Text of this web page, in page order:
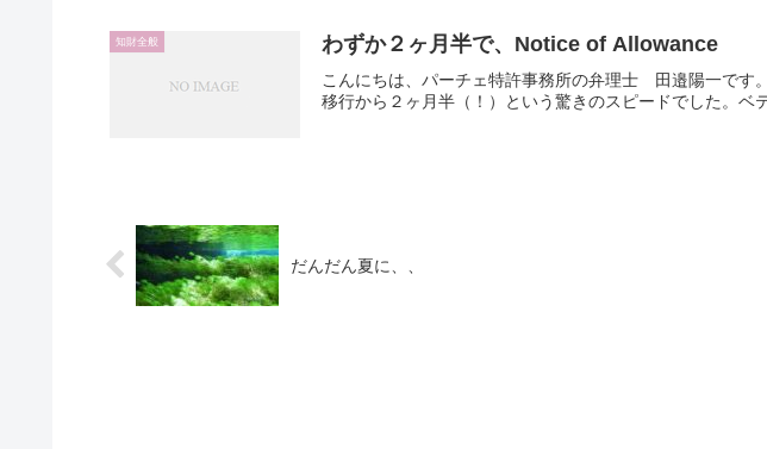
知財全般 わずか２ヶ月半で、Notice of Allowance
こんにちは、パーチェ特許事務所の弁理士 田邉陽一です
移行から２ヶ月半（！）という驚きのスピードでした。ベ
だんだん夏に、、